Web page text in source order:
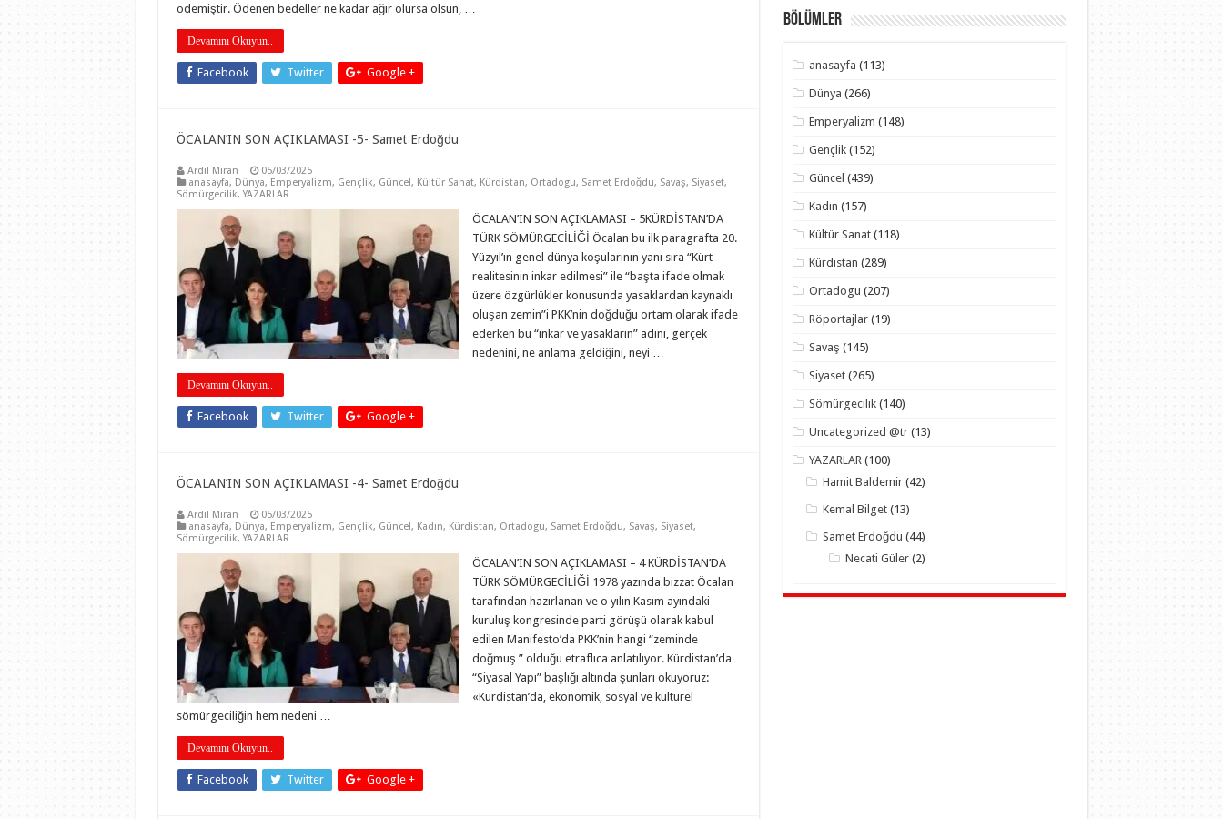
ödemiştir. Ödenen bedeller ne kadar ağır olursa olsun, …
Devamını Okuyun..
Facebook Twitter Google +
ÖCALAN’IN SON AÇIKLAMASI -5- Samet Erdoğdu
Ardil Miran
05/03/2025
anasayfa, Dünya, Emperyalizm, Gençlik, Güncel, Kültür Sanat, Kürdistan, Ortadogu, Samet Erdoğdu, Savaş, Siyaset,
Sömürgecilik,YAZARLAR
ÖCALAN’IN SON AÇIKLAMASI – 5KÜRDİSTAN’DA
TÜRK SÖMÜRGECİLİĞİ Öcalan bu ilk paragrafta 20.
Yüzyıl’ın genel dünya koşularının yanı sıra “Kürt
realitesinin inkar edilmesi” ile “başta ifade olmak
üzere özgürlükler konusunda yasaklardan kaynaklı
oluşan zemin”i PKK’nin doğduğu ortam olarak ifade
ederken bu “inkar ve yasakların” adını, gerçek
nedenini, ne anlama geldiğini, neyi …
Devamını Okuyun..
Facebook Twitter Google +
ÖCALAN’IN SON AÇIKLAMASI -4- Samet Erdoğdu
Ardil Miran
05/03/2025
anasayfa, Dünya, Emperyalizm, Gençlik, Güncel, Kadın, Kürdistan, Ortadogu, Samet Erdoğdu, Savaş, Siyaset,
Sömürgecilik,YAZARLAR
ÖCALAN’IN SON AÇIKLAMASI – 4 KÜRDİSTAN’DA
TÜRK SÖMÜRGECİLİĞİ 1978 yazında bizzat Öcalan
tarafından hazırlanan ve o yılın Kasım ayındaki
kuruluş kongresinde parti görüşü olarak kabul
edilen Manifesto’da PKK’nin hangi “zeminde
doğmuş ” olduğu etraflıca anlatılıyor. Kürdistan’da
“Siyasal Yapı” başlığı altında şunları okuyoruz:
«Kürdistan’da, ekonomik, sosyal ve kültürel
sömürgeciliğin hem nedeni …
Devamını Okuyun..
Facebook Twitter Google +
Bölümler
anasayfa (113)
Dünya (266)
Emperyalizm (148)
Gençlik (152)
Güncel (439)
Kadın (157)
Kültür Sanat (118)
Kürdistan (289)
Ortadogu (207)
Röportajlar (19)
Savaş (145)
Siyaset (265)
Sömürgecilik (140)
Uncategorized @tr (13)
YAZARLAR (100)
Hamit Baldemir (42)
Kemal Bilget (13)
Samet Erdoğdu (44)
Necati Güler (2)